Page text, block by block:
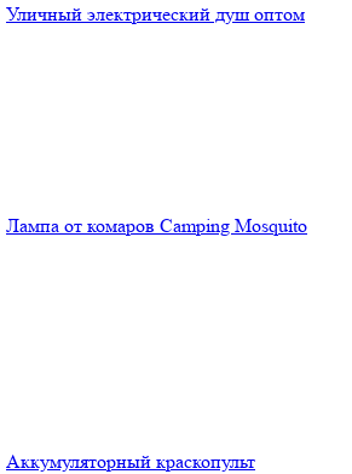
Уличный электрический душ оптом
Лампа от комаров Camping Mosquito
Аккумуляторный краскопульт